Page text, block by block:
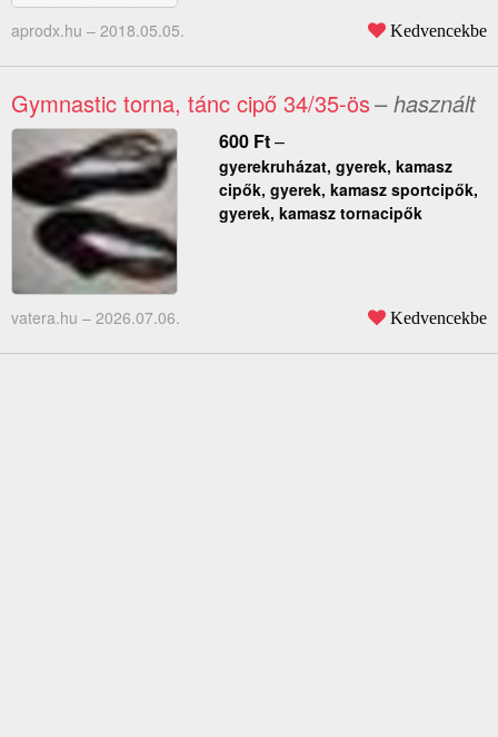
aprodx.hu – 2018.05.05. Kedvencekbe
Gymnastic torna, tánc cipő 34/35-ös– használt
600 Ft–
gyerekruházat, gyerek, kamasz
cipők, gyerek, kamasz sportcipők,
gyerek, kamasz tornacipők
vatera.hu – 2026.07.06. Kedvencekbe